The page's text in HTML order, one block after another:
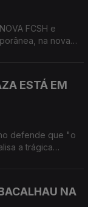
FCSH e
na nova
ESTÁ EM
defende que "o
a trágica
NA